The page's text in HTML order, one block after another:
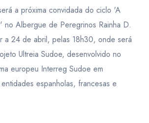
a próxima convidada do ciclo 'A
no Albergue de Peregrinos Rainha D.
a 24 de abril, pelas 18h30, onde será
Ultreia Sudoe, desenvolvido no
europeu Interreg Sudoe em
espanholas, francesas e